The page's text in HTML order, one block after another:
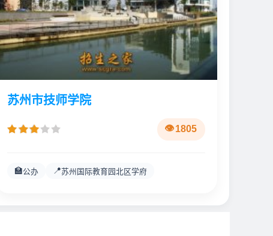
苏州市技师学院
1805
🏫公办 📍苏州国际教育园北区学府